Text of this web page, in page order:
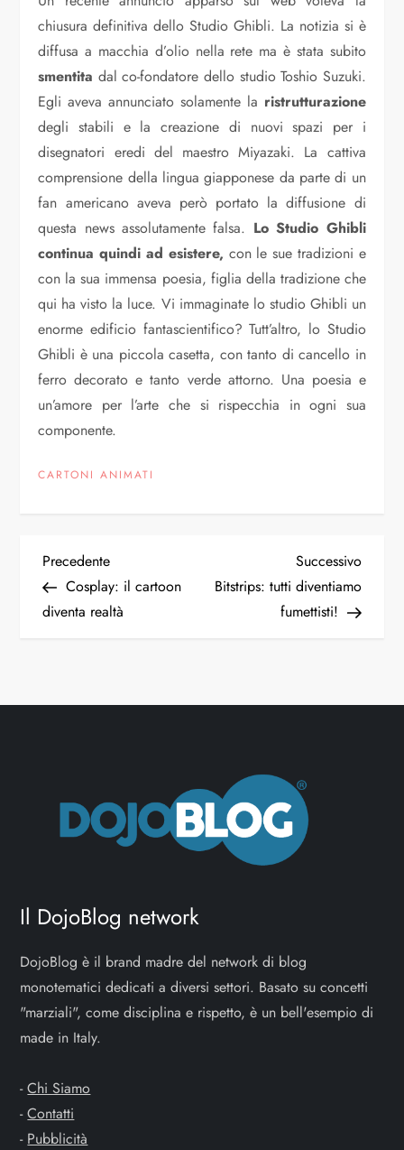
chiusura definitiva dello Studio Ghibli. La notizia si è
diffusa a macchia d’olio nella rete ma è stata subito
smentita dal co-fondatore dello studio Toshio Suzuki.
Egli aveva annunciato solamente la ristrutturazione
degli stabili e la creazione di nuovi spazi per i
disegnatori eredi del maestro Miyazaki. La cattiva
comprensione della lingua giapponese da parte di un
fan americano aveva però portato la diffusione di
questa news assolutamente falsa. Lo Studio Ghibli
continua quindi ad esistere, con le sue tradizioni e
con la sua immensa poesia, figlia della tradizione che
qui ha visto la luce. Vi immaginate lo studio Ghibli un
enorme edificio fantascientifico? Tutt’altro, lo Studio
Ghibli è una piccola casetta, con tanto di cancello in
ferro decorato e tanto verde attorno. Una poesia e
un’amore per l’arte che si rispecchia in ogni sua
componente.
CARTONI ANIMATI
N
a
i
o
n
e
a
r
t
Articolo
precedente
Precedente
Cosplay: il cartoon
diventa realtà
Successivo
Bitstrips: tutti diventiamo
fumettisti!
Il DojoBlog network
DojoBlog è il brand madre del network di blog
monotematici dedicati a diversi settori. Basato su concetti
"marziali", come disciplina e rispetto, è un bell'esempio di
made in Italy.
-Chi Siamo
-Contatti
- Pubblicità